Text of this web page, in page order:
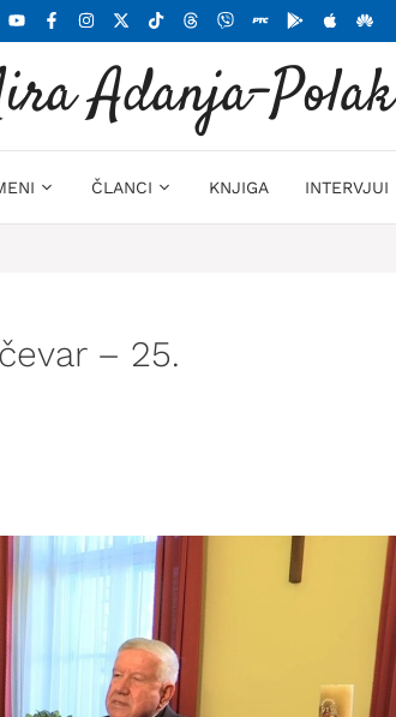
Adanja-Polak
ČLANCI KNJIGA INTERVJUI
– 25.